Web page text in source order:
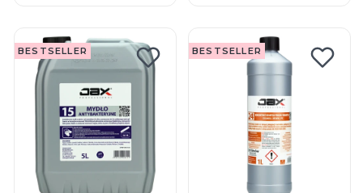
BESTSELLER BESTSELLER